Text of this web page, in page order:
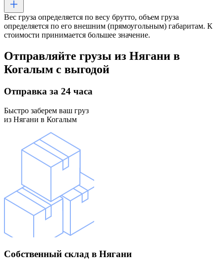
Вес груза определяется по весу брутто, объем груза
определяется по его внешним (прямоугольным) габаритам. К
стоимости принимается большее значение.
Отправляйте грузы из Нягани в
Когалым с выгодой
Отправка за 24 часа
Быстро заберем ваш груз
из Нягани в Когалым
Собственный склад в Нягани